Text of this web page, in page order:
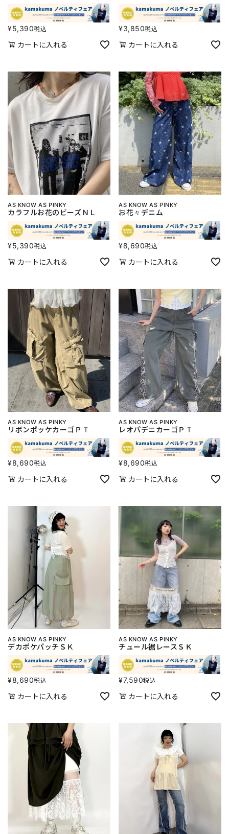
¥5,390税込
カートに入れる
¥3,850税込
カートに入れる
AS KNOW AS PINKY
カラフルお花のビーズＮＬ
¥5,390税込
カートに入れる
AS KNOW AS PINKY
お花々デニム
¥8,690税込
カートに入れる
AS KNOW AS PINKY
リボンポッケカーゴＰＴ
¥8,690税込
カートに入れる
AS KNOW AS PINKY
レオパデニカーゴＰＴ
¥8,690税込
カートに入れる
AS KNOW AS PINKY
デカポケパッチＳＫ
¥8,690税込
カートに入れる
AS KNOW AS PINKY
チュール裾レースＳＫ
¥7,590税込
カートに入れる